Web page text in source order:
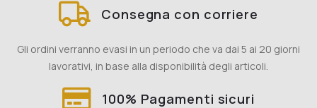
Consegna con corriere
Gli ordini verranno evasi in un periodo che va dai 5 ai 20 giorni
lavorativi, in base alla disponibilità degli articoli.
100% Pagamenti sicuri